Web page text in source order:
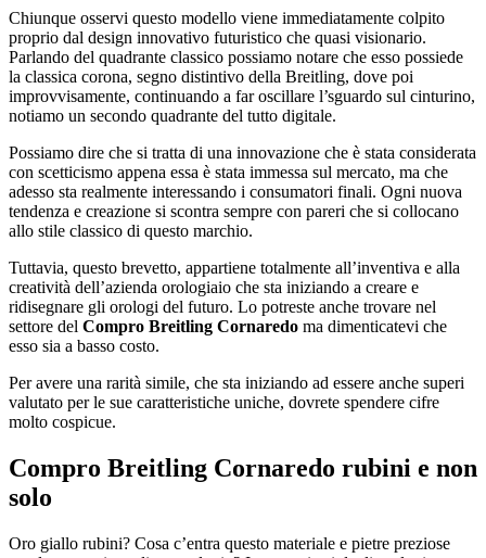
Chiunque osservi questo modello viene immediatamente colpito
proprio dal design innovativo futuristico che quasi visionario.
Parlando del quadrante classico possiamo notare che esso possiede
la classica corona, segno distintivo della Breitling, dove poi
improvvisamente, continuando a far oscillare l’sguardo sul cinturino,
notiamo un secondo quadrante del tutto digitale.
Possiamo dire che si tratta di una innovazione che è stata considerata
con scetticismo appena essa è stata immessa sul mercato, ma che
adesso sta realmente interessando i consumatori finali. Ogni nuova
tendenza e creazione si scontra sempre con pareri che si collocano
allo stile classico di questo marchio.
Tuttavia, questo brevetto, appartiene totalmente all’inventiva e alla
creatività dell’azienda orologiaio che sta iniziando a creare e
ridisegnare gli orologi del futuro. Lo potreste anche trovare nel
settore del Compro Breitling Cornaredo ma dimenticatevi che
esso sia a basso costo.
Per avere una rarità simile, che sta iniziando ad essere anche superi
valutato per le sue caratteristiche uniche, dovrete spendere cifre
molto cospicue.
Compro Breitling Cornaredo rubini e non
solo
Oro giallo rubini? Cosa c’entra questo materiale e pietre preziose